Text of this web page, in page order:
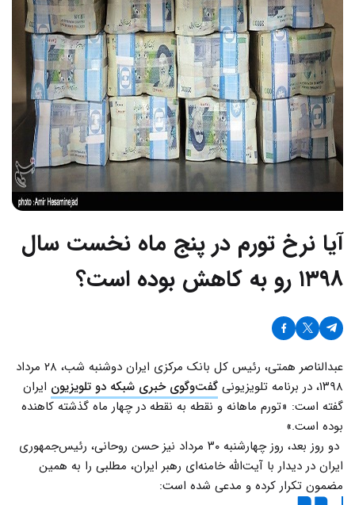
آیا نرخ تورم در پنج ماه نخست سال
۱۳۹۸ رو به کاهش بوده است؟
عبدالناصر همتی، رئیس کل بانک مرکزی ایران دوشنبه شب، ۲۸ مرداد
۱۳۹۸، در برنامه تلویزیونی
گفت‌وگوی خبری شبکه دو تلویزیون ایران
گفته است: «تورم ماهانه و نقطه به نقطه در چهار ماه گذشته کاهنده
بوده است.»
دو روز بعد، روز چهارشنبه ۳۰ مرداد نیز حسن روحانی، رئیس‌جمهوری
ایران در دیدار با آیت‌الله خامنه‌ای رهبر ایران، مطلبی را به همین
مضمون تکرار کرده و مدعی شده است: